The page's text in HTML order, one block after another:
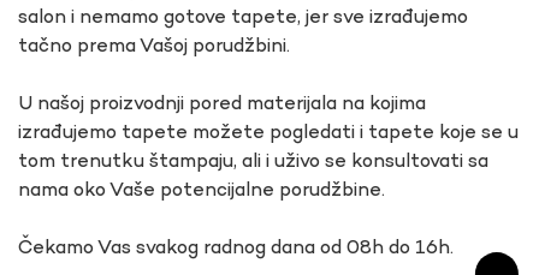
salon i nemamo gotove tapete, jer sve izrađujemo
tačno prema Vašoj porudžbini.
U našoj proizvodnji pored materijala na kojima
izrađujemo tapete možete pogledati i tapete koje se u
tom trenutku štampaju, ali i uživo se konsultovati sa
nama oko Vaše potencijalne porudžbine.
Čekamo Vas svakog radnog dana od 08h do 16h.